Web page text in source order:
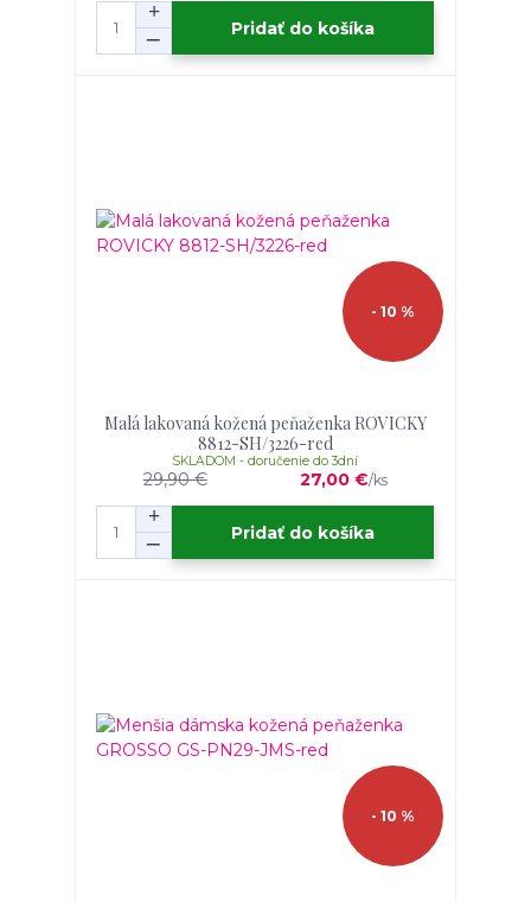
Pridať do košíka
- 10 %
Malá lakovaná kožená peňaženka ROVICKY
8812-SH/3226-red
29,90 € 27,00 €/ks
SKLADOM - doručenie do 3dní
Pridať do košíka
- 10 %